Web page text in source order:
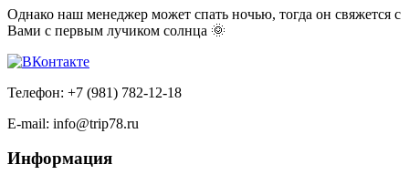
Однако наш менеджер может спать ночью, тогда он свяжется с
Вами с первым лучиком солнца 🌞
Телефон: +7 (981) 782-12-18
E-mail: info@trip78.ru
Информация